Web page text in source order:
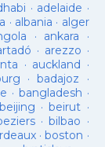
· adelaide ·
· albania · alger
· ankara ·
· arezzo ·
· auckland ·
·badajoz ·
· bangladesh ·
beijing ·beirut ·
·bilbao ·
·boston ·